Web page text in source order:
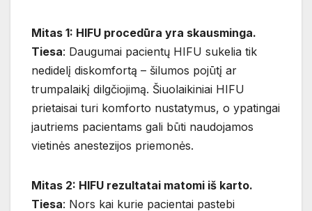
Mitas 1: HIFU procedūra yra skausminga.
Tiesa: Daugumai pacientų HIFU sukelia tik
nedidelį diskomfortą – šilumos pojūtį ar
trumpalaikį dilgčiojimą. Šiuolaikiniai HIFU
prietaisai turi komforto nustatymus, o ypatingai
jautriems pacientams gali būti naudojamos
vietinės anestezijos priemonės.
Mitas 2: HIFU rezultatai matomi iš karto.
Tiesa: Nors kai kurie pacientai pastebi